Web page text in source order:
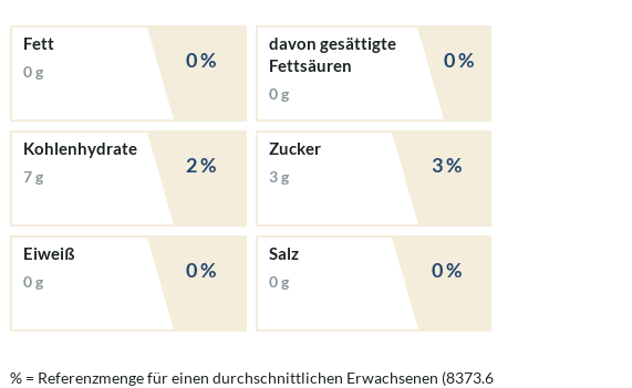
Fett
0 g 0 %
davon gesättigte
Fettsäuren
0 g
0 %
Kohlenhydrate
7 g 2 %
Zucker
3 g 3 %
Eiweiß
0 g 0 %
Salz
0 g 0 %
% = Referenzmenge für einen durchschnittlichen Erwachsenen (8373.6